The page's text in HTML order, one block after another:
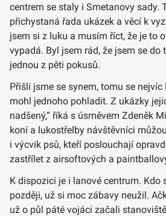
centrem se staly i Smetanovy sady.
přichystaná řada ukázek a věcí k
jsem si z luku a musím říct, že je to
vypadá. Byl jsem rád, že jsem se do
jednou z pěti pokusů.
Přišli jsme se synem, tomu se
mohl jednoho pohladit. Z ukázky
nadšený,“ říká s úsměvem Zdeněk
koní a lukostřelby návštěvníci
i výcvik psů, kteří poslouchají
zastřílet z airsoftových a
K dispozici je i lanové centrum. Kdo
později, už si moc zábavy neužil.
už o půl páté vojáci začali